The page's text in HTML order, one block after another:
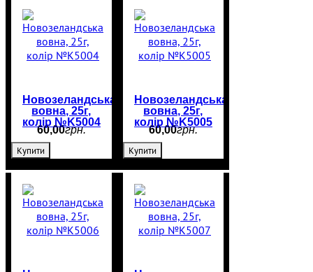
Новозеландська
вовна, 25г,
колір №K5004
60,00грн.
Купити
Новозеландська
вовна, 25г,
колір №K5005
60,00грн.
Купити